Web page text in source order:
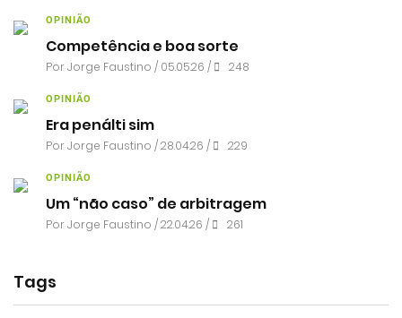
OPINIÃO
Competência e boa sorte
PorJorge Faustino / 05.05.26 / 248
OPINIÃO
Era penálti sim
PorJorge Faustino / 28.04.26 / 229
OPINIÃO
Um “não caso” de arbitragem
PorJorge Faustino / 22.04.26 / 261
Tags